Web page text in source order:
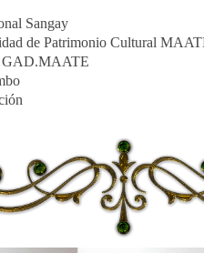
Sangay
de Patrimonio Cultural
GAD.MAATE